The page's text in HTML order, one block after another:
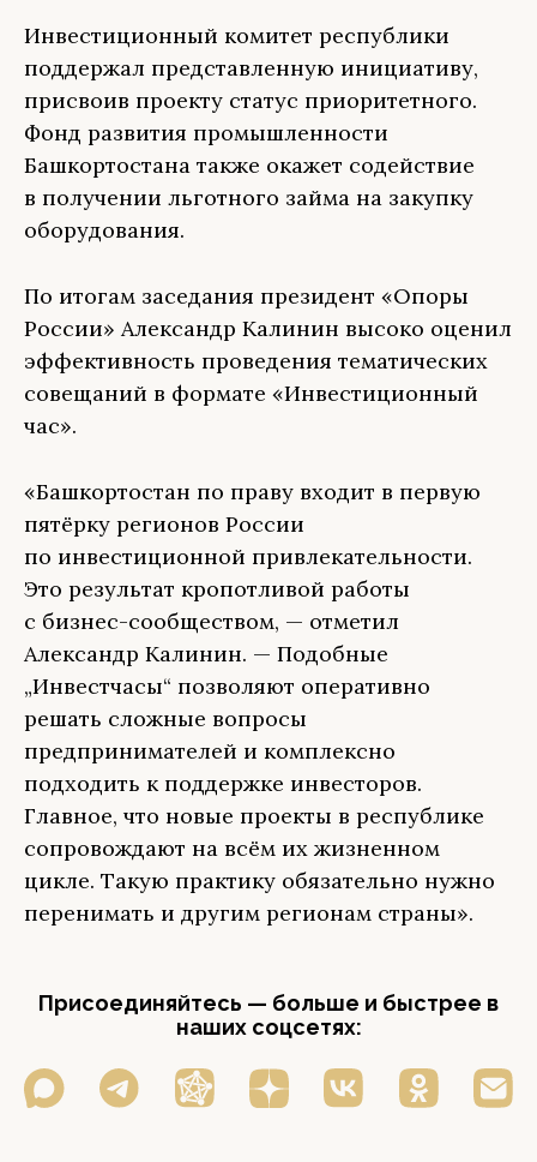
Инвестиционный комитет республики
поддержал представленную инициативу,
присвоив проекту статус приоритетного.
Фонд развития промышленности
Башкортостана также окажет содействие
в получении льготного займа на закупку
оборудования.
По итогам заседания президент «Опоры
России» Александр Калинин высоко оценил
эффективность проведения тематических
совещаний в формате «Инвестиционный
час».
«Башкортостан по праву входит в первую
пятёрку регионов России
по инвестиционной привлекательности.
Это результат кропотливой работы
с бизнес-сообществом, — отметил
Александр Калинин. — Подобные
„Инвестчасы“ позволяют оперативно
решать сложные вопросы
предпринимателей и комплексно
подходить к поддержке инвесторов.
Главное, что новые проекты в республике
сопровождают на всём их жизненном
цикле. Такую практику обязательно нужно
перенимать и другим регионам страны».
Присоединяйтесь — больше и быстрее в
наших соцсетях: